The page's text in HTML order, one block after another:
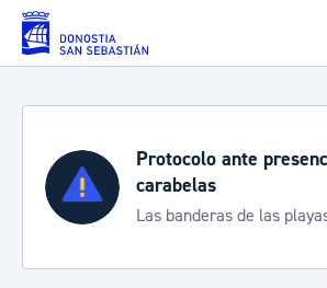
Saltar al contenido principal
de
playas, referencia